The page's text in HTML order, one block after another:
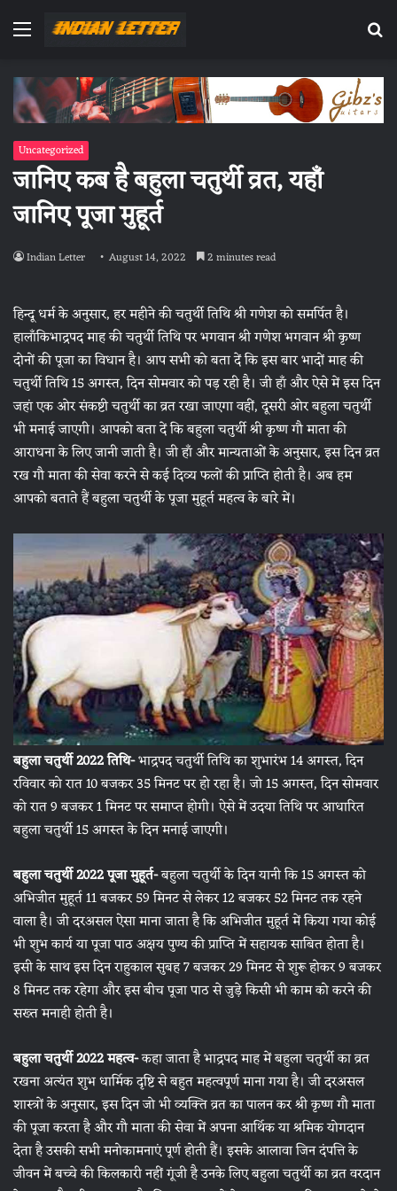
Menu
Uncategorized
जानिए कब है बहुला चतुर्थी व्रत, यहाँ
जानिए पूजा मुहूर्त
Indian Letter August 14, 2022 2 minutes read
हिन्दू धर्म के अनुसार, हर महीने की चतुर्थी तिथि श्री गणेश को समर्पित है।
हालाँकिभाद्रपद माह की चतुर्थी तिथि पर भगवान श्री गणेश भगवान श्री कृष्ण
दोनों की पूजा का विधान है। आप सभी को बता दें कि इस बार भादों माह की
चतुर्थी तिथि 15 अगस्त, दिन सोमवार को पड़ रही है। जी हाँ और ऐसे में इस दिन
जहां एक ओर संकष्टी चतुर्थी का व्रत रखा जाएगा वहीं, दूसरी ओर बहुला चतुर्थी
भी मनाई जाएगी। आपको बता दें कि बहुला चतुर्थी श्री कृष्ण गौ माता की
आराधना के लिए जानी जाती है। जी हाँ और मान्यताओं के अनुसार, इस दिन व्रत
रख गौ माता की सेवा करने से कई दिव्य फलों की प्राप्ति होती है। अब हम
आपको बताते हैं बहुला चतुर्थी के पूजा मुहूर्त महत्व के बारे में।
बहुला चतुर्थी 2022 तिथि-भाद्रपद चतुर्थी तिथि का शुभारंभ 14 अगस्त, दिन
रविवार को रात 10 बजकर 35 मिनट पर हो रहा है। जो 15 अगस्त, दिन सोमवार
को रात 9 बजकर 1 मिनट पर समाप्त होगी। ऐसे में उदया तिथि पर आधारित
बहुला चतुर्थी 15 अगस्त के दिन मनाई जाएगी।
बहुला चतुर्थी 2022 पूजा मुहूर्त-बहुला चतुर्थी के दिन यानी कि 15 अगस्त को
अभिजीत मुहूर्त 11 बजकर 59 मिनट से लेकर 12 बजकर 52 मिनट तक रहने
वाला है। जी दरअसल ऐसा माना जाता है कि अभिजीत मुहूर्त में किया गया कोई
भी शुभ कार्य या पूजा पाठ अक्षय पुण्य की प्राप्ति में सहायक साबित होता है।
इसी के साथ इस दिन राहुकाल सुबह 7 बजकर 29 मिनट से शुरू होकर 9 बजकर
8 मिनट तक रहेगा और इस बीच पूजा पाठ से जुड़े किसी भी काम को करने की
सख्त मनाही होती है।
बहुला चतुर्थी 2022 महत्व-कहा जाता है भाद्रपद माह में बहुला चतुर्थी का व्रत
रखना अत्यंत शुभ धार्मिक दृष्टि से बहुत महत्वपूर्ण माना गया है। जी दरअसल
शास्त्रों के अनुसार, इस दिन जो भी व्यक्ति व्रत का पालन कर श्री कृष्ण गौ माता
की पूजा करता है और गौ माता की सेवा में अपना आर्थिक या श्रमिक योगदान
देता है उसकी सभी मनोकामनाएं पूर्ण होती हैं। इसके आलावा जिन दंपत्ति के
जीवन में बच्चे की किलकारी नहीं गूंजी है उनके लिए बहुला चतुर्थी का व्रत वरदान